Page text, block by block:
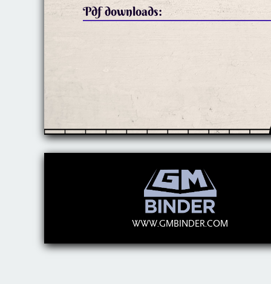
Pdf downloads:
WWW.GMBINDER.COM